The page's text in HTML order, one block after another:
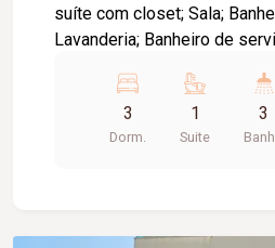
suíte com closet; Sala;
Lavanderia; Banheiro de
Bancadas em granito;
distribuídos,
praticidade. Informações complementares:
3
Dorm.
1
Suite
3